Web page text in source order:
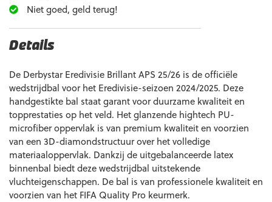
Niet goed, geld terug!
Details
De Derbystar Eredivisie Brillant APS 25/26 is de officiële
wedstrijdbal voor het Eredivisie-seizoen 2024/2025. Deze
handgestikte bal staat garant voor duurzame kwaliteit en
topprestaties op het veld. Het glanzende hightech PU-
microfiber oppervlak is van premium kwaliteit en voorzien
van een 3D-diamondstructuur over het volledige
materiaaloppervlak. Dankzij de uitgebalanceerde latex
binnenbal biedt deze wedstrijdbal uitstekende
vluchteigenschappen. De bal is van professionele kwaliteit en
voorzien van het FIFA Quality Pro keurmerk.